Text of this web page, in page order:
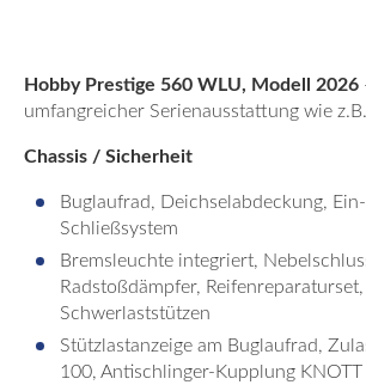
Hobby Prestige 560 WLU, Modell 2026
umfangreicher Serienausstattung wie z.B.
Chassis / Sicherheit
Buglaufrad, Deichselabdeckung,
Schließsystem
Bremsleuchte integriert,
Radstoßdämpfer, Reifenreparaturset,
Schwerlaststützen
Stützlastanzeige am Buglaufrad,
100, Antischlinger-Kupplung KNOTT